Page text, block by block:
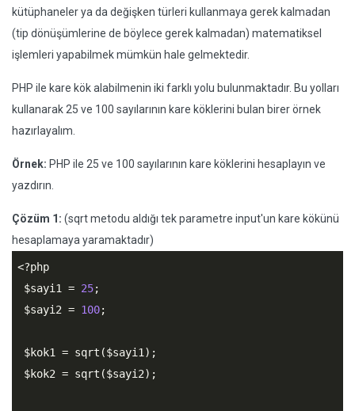
kütüphaneler ya da değişken türleri kullanmaya gerek kalmadan
(tip dönüşümlerine de böylece gerek kalmadan) matematiksel
işlemleri yapabilmek mümkün hale gelmektedir.
PHP ile kare kök alabilmenin iki farklı yolu bulunmaktadır. Bu yolları
kullanarak 25 ve 100 sayılarının kare köklerini bulan birer örnek
hazırlayalım.
Örnek: PHP ile 25 ve 100 sayılarının kare köklerini hesaplayın ve
yazdırın.
Çözüm 1: (sqrt metodu aldığı tek parametre input'un kare kökünü
hesaplamaya yaramaktadır)
<?php
$sayi1
= 25;
$sayi2 = 100;
$kok1 = sqrt($sayi1 );
$kok2 = sqrt($sayi2);